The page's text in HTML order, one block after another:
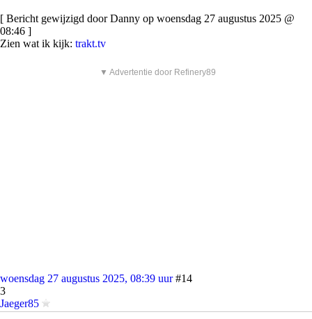
[ Bericht gewijzigd door Danny op woensdag 27 augustus 2025 @
08:46 ]
Zien wat ik kijk: trakt.tv
▼ Advertentie door Refinery89
woensdag 27 augustus 2025, 08:39 uur #14
3
Jaeger85
quote: